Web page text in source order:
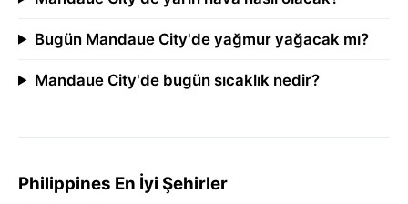
Bugün Mandaue City'de yağmur yağacak mı?
Mandaue City'de bugün sıcaklık nedir?
Philippines En İyi Şehirler